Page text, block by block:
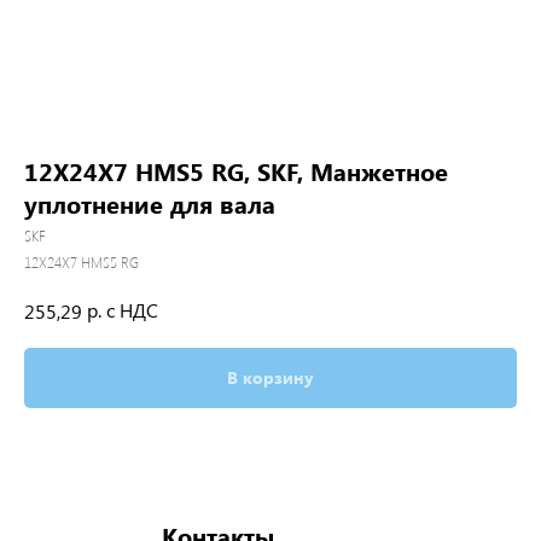
12X24X7 HMS5 RG, SKF, Манжетное
уплотнение для вала
SKF
12X24X7 HMS5 RG
255,29 р. с НДС
В корзину